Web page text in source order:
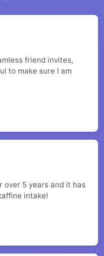
friend invites,
to make sure I am
over 5 years and it has
intake!